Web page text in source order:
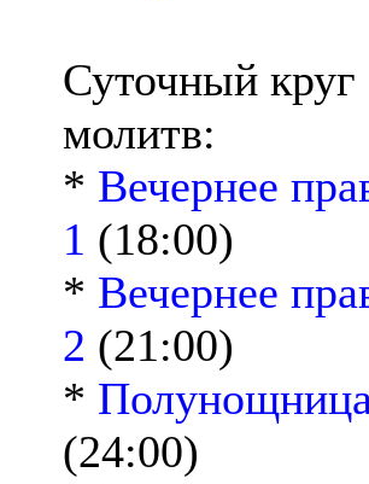
Суточный круг
молитв:
* Вечернее
1 (18:00)
* Вечернее
2 (21:00)
* Полунощница
(24:00)